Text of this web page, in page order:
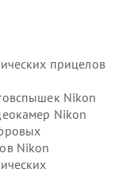
прицелов
Nikon
Nikon
Nikon